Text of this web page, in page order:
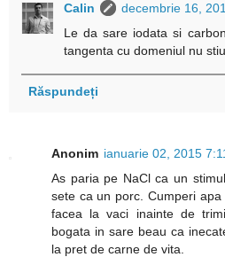
Calin
decembrie 16,
Le da sare iodata si
tangenta cu domeniul nu
Răspundeți
Anonim ianuarie 02, 2015
As paria pe NaCl ca un
sete ca un porc. Cumperi
facea la vaci inainte de
bogata in sare beau ca
la pret de carne de vita.